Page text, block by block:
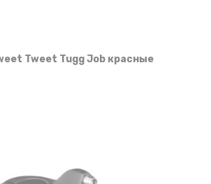
Tweet Tugg Job красные